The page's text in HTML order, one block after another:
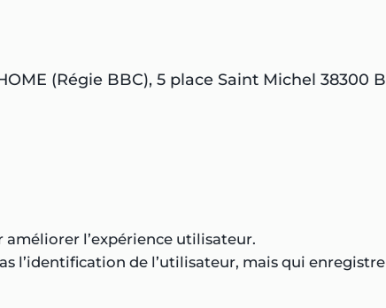
(Régie BBC), 5 place Saint Michel 38300
améliorer l’expérience utilisateur.
l’identification de l’utilisateur, mais qui